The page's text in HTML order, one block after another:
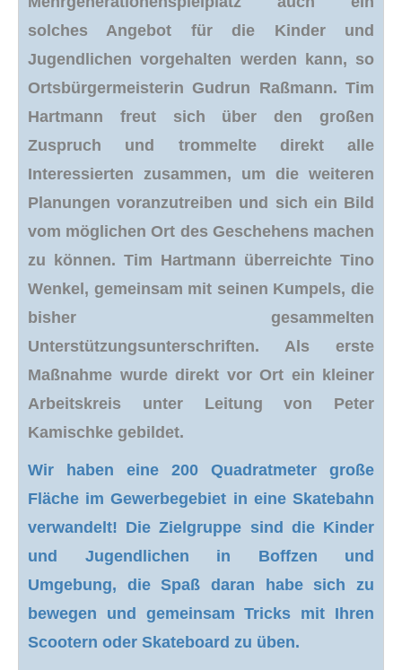
solches Angebot für die Kinder und
Jugendlichen vorgehalten werden kann, so
Ortsbürgermeisterin Gudrun Raßmann. Tim
Hartmann freut sich über den großen
Zuspruch und trommelte direkt alle
Interessierten zusammen, um die weiteren
Planungen voranzutreiben und sich ein Bild
vom möglichen Ort des Geschehens machen
zu können. Tim Hartmann überreichte Tino
Wenkel, gemeinsam mit seinen Kumpels, die
bisher gesammelten
Unterstützungsunterschriften. Als erste
Maßnahme wurde direkt vor Ort ein kleiner
Arbeitskreis unter Leitung von Peter
Kamischke gebildet.
Wir haben eine 200 Quadratmeter große
Fläche im Gewerbegebiet in eine Skatebahn
verwandelt! Die Zielgruppe sind die Kinder
und Jugendlichen in Boffzen und
Umgebung, die Spaß daran habe sich zu
bewegen und gemeinsam Tricks mit Ihren
Scootern oder Skateboard zu üben.